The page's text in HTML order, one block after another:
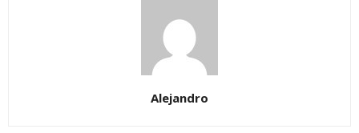
Alejandro